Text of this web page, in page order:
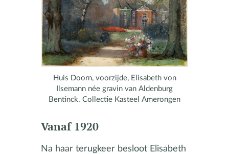
Huis Doorn, voorzijde, Elisabeth von
Ilsemann née gravin van Aldenburg
Bentinck. Collectie Kasteel Amerongen
Vanaf 1920
Na haar terugkeer besloot Elisabeth